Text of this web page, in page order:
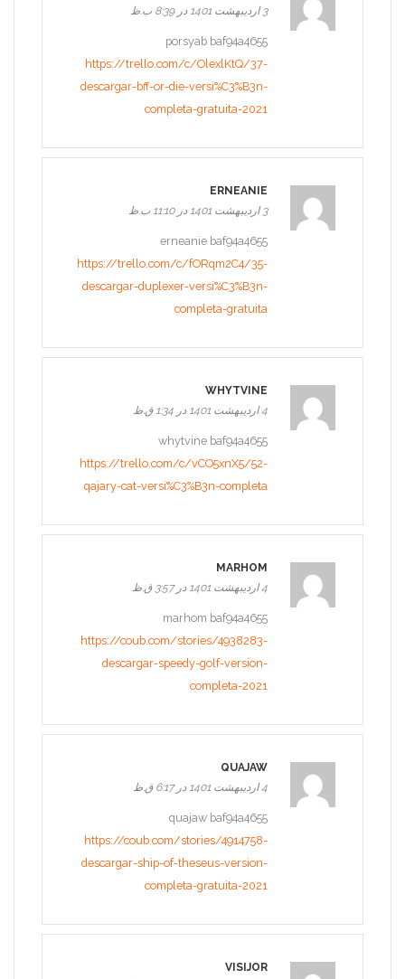
3 اردیبهشت 1401 در 8:39 ب.ظ
porsyab baf94a4655
https://trello.com/c/OlexlKtQ/37-
descargar-bff-or-die-versi%C3%B3n-
completa-gratuita-2021
ERNEANIE
3 اردیبهشت 1401 در 11:10 ب.ظ
erneanie baf94a4655
https://trello.com/c/fORqm2C4/35-
descargar-duplexer-versi%C3%B3n-
completa-gratuita
WHYTVINE
4 اردیبهشت 1401 در 1:34 ق.ظ
whytvine baf94a4655
https://trello.com/c/vCO5xnX5/52-
qajary-cat-versi%C3%B3n-completa
MARHOM
4 اردیبهشت 1401 در 3:57 ق.ظ
marhom baf94a4655
https://coub.com/stories/4938283-
descargar-speedy-golf-version-
completa-2021
QUAJAW
4 اردیبهشت 1401 در 6:17 ق.ظ
quajaw baf94a4655
https://coub.com/stories/4914758-
descargar-ship-of-theseus-version-
completa-gratuita-2021
VISIJOR